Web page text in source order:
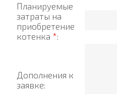
Планируемые
затраты на
приобретение
котенка *:
Дополнения к
заявке: